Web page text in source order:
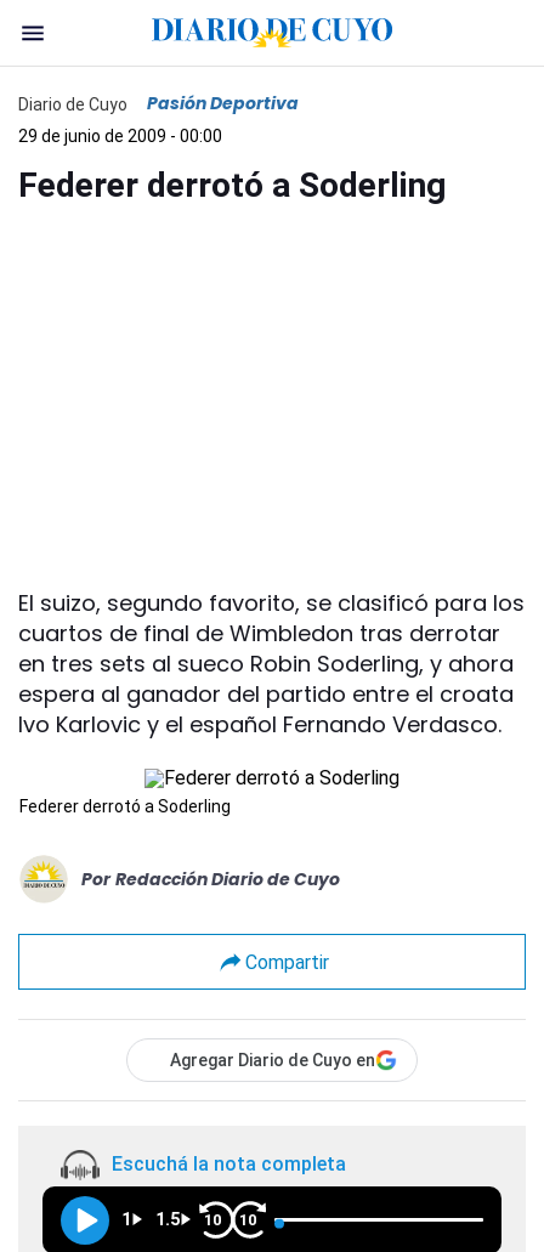
Diario de Cuyo Pasión Deportiva
29 de junio de 2009 - 00:00
Federer derrotó a Soderling
El suizo, segundo favorito, se clasificó para los
cuartos de final de Wimbledon tras derrotar
en tres sets al sueco Robin Soderling, y ahora
espera al ganador del partido entre el croata
Ivo Karlovic y el español Fernando Verdasco.
Federer derrotó a Soderling
Por Redacción Diario de Cuyo
Compartir
Agregar Diario de Cuyo en
Escuchá la nota completa
1 1.5 10 10